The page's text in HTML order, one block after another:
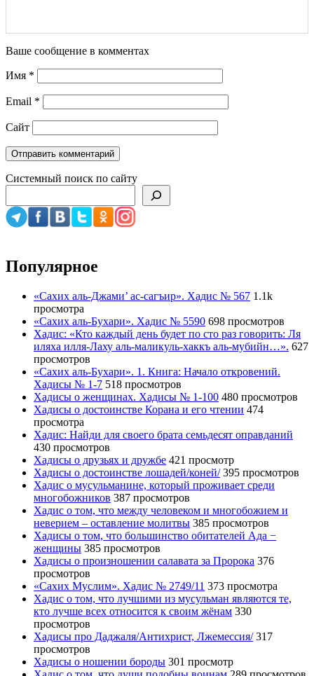
Ваше сообщение в комментах
Имя *
Email *
Сайт
Системный поиск по сайту
Популярное
«Сахих аль-Джами’ ас-сагъир». Хадис № 567 1.1k
просмотра
«Сахих аль-Бухари». Хадис № 5590 698 просмотров
Хадис: «Кто каждый день будет по сто раз говорить: Ля
иляха илля-Лаху аль-маликуль-хаккъ аль-мубийн…». 627
просмотров
«Сахих аль-Бухари». 1. Книга: Начало откровений.
Хадисы № 1-7 518 просмотров
Хадисы о женщинах. Хадисы № 1-100 480 просмотров
Хадисы о достоинстве Корана и его чтении 474
просмотра
Хадис: Найди для своего брата семьдесят оправданий
430 просмотров
Хадисы о друзьях и дружбе 421 просмотр
Хадисы о достоинстве лошадей/коней/ 395 просмотров
Хадис о мусульманине, который проживает среди
многобожников 387 просмотров
Хадис о том, что между человеком и многобожием и
неверием – оставление молитвы 385 просмотров
Хадисы о том, что большинство обитателей Ада −
женщины 385 просмотров
Хадисы о произношении салавата за Пророка 376
просмотров
«Сахих Муслим». Хадис № 2749/11 373 просмотра
Хадис о том, что лучшими из мусульман являются те,
кто лучше всех относится к своим жёнам 330
просмотров
Хадисы про Даджаля/Антихрист, Лжемессия/ 317
просмотров
Хадисы о ношении бороды 301 просмотр